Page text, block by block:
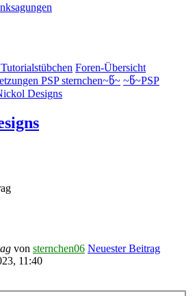
Foren-Übersicht
PSP sternchen~წ~ ~წ~PSP
Designs
von sternchen06 Neuester Beitrag
11:40